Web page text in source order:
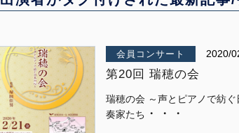
会員コンサート 2020/
第20回 瑞穂の会
瑞穂の会 ～声とピアノで紡
奏家たち ・・・